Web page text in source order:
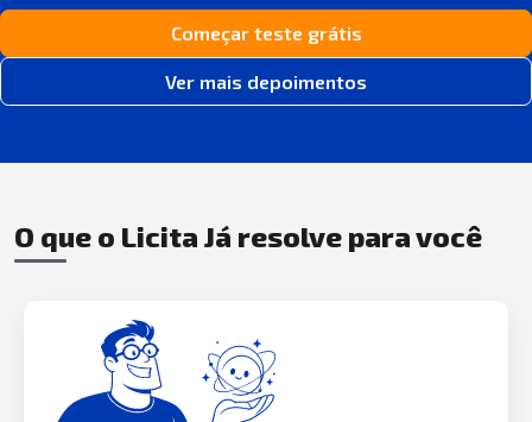
Começar teste grátis
Ver mais depoimentos
O que o Licita Já resolve para você